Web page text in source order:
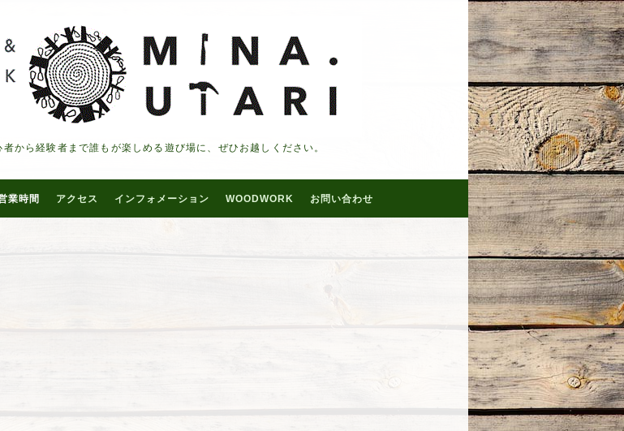
から経験者まで誰もが楽しめる遊び場に、ぜひお越しください。
業時間 アクセス インフォメーション WOODWORK お問い合わせ